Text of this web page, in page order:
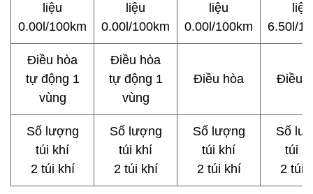
liệu
0.00l/100km
liệu
0.00l/100km
liệu
0.00l/100km
liệu
6.50l/
Điều hòa
tự động 1
vùng
Điều hòa
tự động 1
vùng
Điều hòa Điều
Số lượng
túi khí
2 túi khí
Số lượng
túi khí
2 túi khí
Số lượng
túi khí
2 túi khí
Số
túi
2 túi